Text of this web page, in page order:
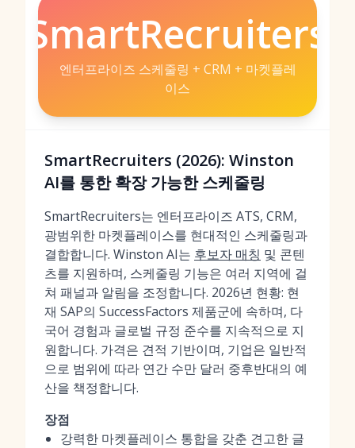
SmartRecruiters
엔터프라이즈 스케줄링 + CRM + 마켓플레
이스
SmartRecruiters (2026): Winston
AI를 통한 확장 가능한 스케줄링
SmartRecruiters는 엔터프라이즈 ATS, CRM,
광범위한 마켓플레이스를 현대적인 스케줄링과
결합합니다. Winston AI는 후보자 매칭 및 콘텐
츠를 지원하며, 스케줄링 기능은 여러 지역에 걸
쳐 패널과 알림을 조정합니다. 2026년 현황: 현
재 SAP의 SuccessFactors 제품군에 속하며, 다
국어 경험과 글로벌 규정 준수를 지속적으로 지
원합니다. 가격은 견적 기반이며, 기업은 일반적
으로 범위에 따라 연간 수만 달러 중후반대의 예
산을 책정합니다.
장점
강력한 마켓플레이스 통합을 갖춘 견고한 글